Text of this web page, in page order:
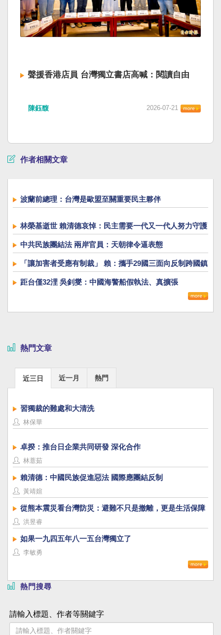
聲援香港店員 台灣獨立書店高喊：閱讀自由
陳鈺馥 2026-07-21
作者相關文章
波蘭前總理：台灣是歐盟至關重要民主夥伴
林榮基逝世 賴清德哀悼：民主需要一代又一代人努力守護
中共民族團結法 兩岸官員：天朝律令逼表態
「讓加害者受應有制裁」 賴：攜手29國三面向反制跨國鎮
壓
距台僅32浬 吳釗燮：中國海警船假執法、真擴張
熱門文章
近三日 近一月 熱門
習獨裁的難處和大清洗
林保華
卓揆：推台日企業共同研發 深化合作
林薏茹
賴清德：中國民族促進惡法 國際應團結反制
黃靖媗
從熊本震災看台灣防災：避難不只是撤離，更是生活保障
洪昱睿
如果一九四五年八一五台灣獨立了
李敏勇
熱門搜尋
請輸入標題、作者等關鍵字